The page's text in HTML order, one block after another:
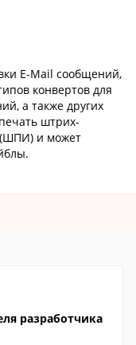
E-Mail сообщений,
конвертов для
а также других
штрих-
(ШПИ) и может
разработчика